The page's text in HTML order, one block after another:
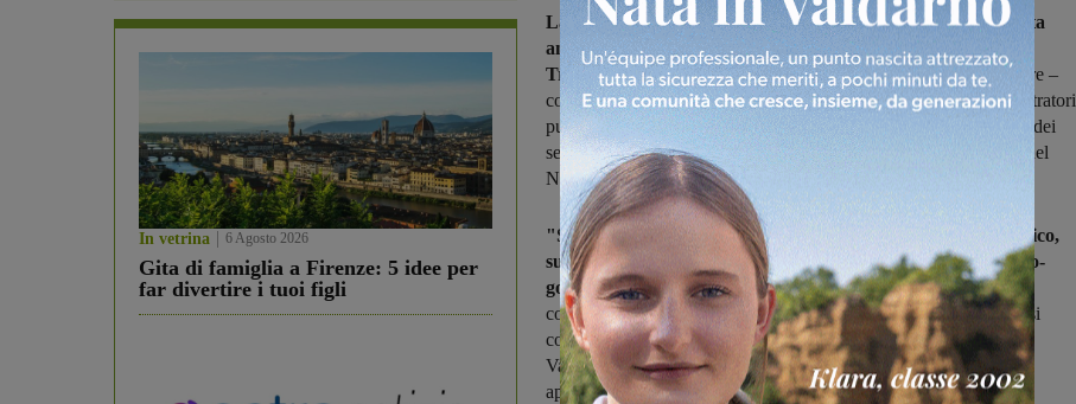
In vetrina 6 Agosto 2026
Gita di famiglia a Firenze: 5 idee per
far divertire i tuoi figli
La lettera, oltre che al ministro Danilo Toninelli, è stata inviata
anche al Gruppo Fs e alle Autorità per la Regolazione dei
Trasporti e per la Concorrenza. "Da mesi – prosegue l'assessore –
continuo a recepire segnalazioni da parte di cittadini e di amministratori
pubblici, che evidenziano i danni prodotti dal proliferare sfrenato dei
servizi ad alta velocità. Ad ogni cambio orario i servizi regionali nel
Nodo fiorentino si piegano alle esigenze dell'Alta Velocità".
"Sulla linea Aretina il servizio cadenzato con orario mnemonico,
su cui si era faticosamente costruito un sistema integrato ferro-
gommain tante stazioni, è stato smantellato, perdendo le
corrispondenze fra i vari vettori, i treni modificati nell'orario non si
contano più, da quelli come il 6604 Chiusi CT-Pistoia, che dal
Valdarno porta a Firenze quasi un migliaio di persone, a treni
apparentemente meno significativi, come il 6583 Prato Centrale-